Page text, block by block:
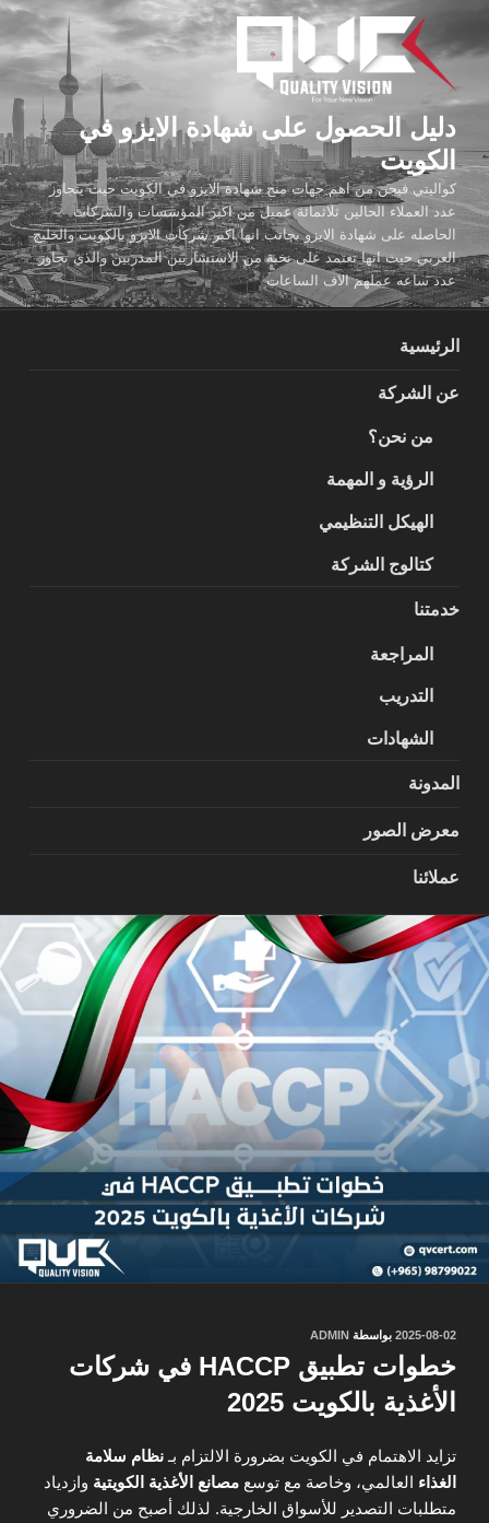
المحتوى
دليل الحصول على شهادة الايزو في
الكويت
كواليتي فيجن من اهم جهات منح شهادة الايزو في الكويت حيث يتجاوز
عدد العملاء الحالين ثلاثمائة عميل من اكبر المؤسسات والشركات
الحاصله على شهادة الايزو بجانب انها اكبر شركات الايزو بالكويت والخليج
العربي حيث انها تعتمد على نخبة من الاستشاريين المدربين والذي تجاوز
عدد ساعه عملهم الاف الساعات
الرئيسية
عن الشركة
من نحن؟
الرؤية و المهمة
الهيكل التنظيمي
كتالوج الشركة
خدمتنا
المراجعة
التدريب
الشهادات
المدونة
معرض الصور
عملائنا
نُشر
2025-08-02 بواسطة ADMIN
خطوات تطبيق HACCP في شركات
الأغذية بالكويت 2025
تزايد الاهتمام في الكويت بضرورة الالتزام بـ نظام سلامة
الغذاء العالمي، وخاصة مع توسع مصانع الأغذية الكويتية وازدياد
متطلبات التصدير للأسواق الخارجية. لذلك أصبح من الضروري